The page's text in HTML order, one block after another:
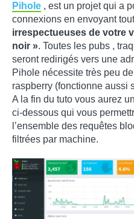
Pihole , est un projet qui a
connexions en envoyant
irrespectueuses de votre
noir ». Toutes les pubs ,
seront redirigés vers une
Pihole nécessite très peu
raspberry (fonctionne aussi
A la fin du tuto vous aurez
ci-dessous qui vous
l’ensemble des requêtes
filtrées par machine.